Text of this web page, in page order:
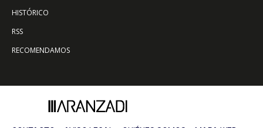
HISTÓRICO
RSS
RECOMENDAMOS